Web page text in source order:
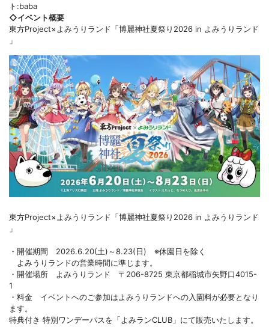
ト:baba
◇イベント概要
東方Project×よみうりランド「博麗神社夏祭り2026 in よみうりランド
」
東方Project×よみうりランド「博麗神社夏祭り2026 in よみうりランド
」
・開催期間 2026.6.20(土)～8.23(日) ※休園日を除く
よみうりランドの営業時間に準じます。
・開催場所 よみうりランド 〒206-8725 東京都稲城市矢野口4015-
1
・料金 イベントへのご参加はよみうりランドへの入園料が必要となり
ます。
特典付き 特別ワンデーパスを「よみランCLUB」にて販売いたします。